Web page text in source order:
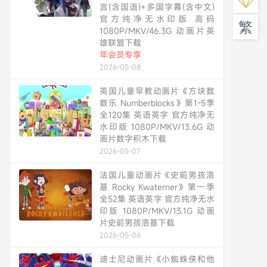
言(含国语)+多国字幕(含中文)
官方纯净无水印版 高码
1080P/MKV/46.3G 动画片英
雄联盟下载
年会员专享
2026-05-08
英国儿童早教动画片《方块数
数乐 Numberblocks》第1-5季
全120集 英语英字 官方纯净无
水印版 1080P/MKV/13.6G 动
画片数字积木下载
2026-05-07
法国儿童动画片《史前男孩洛
基 Rocky Kwaterner》第一季
全52集 英语英字 官方纯净无水
印版 1080P/MKV/13.1G 动画
片史前男孩洛基下载
2026-05-06
迪士尼动画片《小蜘蛛侠和他
繁